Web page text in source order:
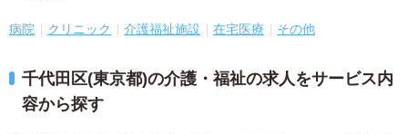
病院 クリニック 介護福祉施設 在宅医療 その他
千代田区(東京都)の介護・福祉の求人をサービス内
容から探す